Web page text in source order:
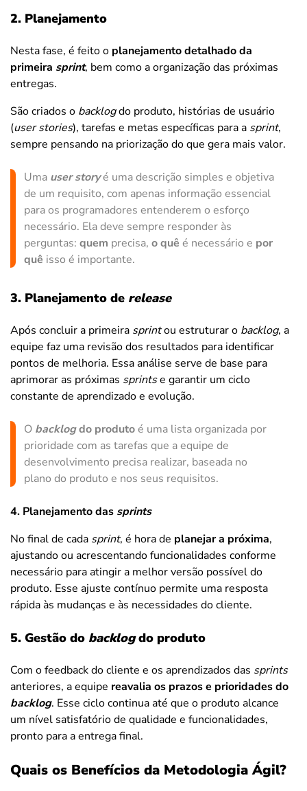
2. Planejamento
Nesta fase, é feito o planejamento detalhado da
primeira sprint, bem como a organização das próximas
entregas.
São criados o backlogdo produto, histórias de usuário
(user stories), tarefas e metas específicas para a sprint,
sempre pensando na priorização do que gera mais valor.
Uma user storyé uma descrição simples e objetiva
de um requisito, com apenas informação essencial
para os programadores entenderem o esforço
necessário. Ela deve sempre responder às
perguntas: quem precisa, o quê é necessário e por
quê isso é importante.
3. Planejamento de release
Após concluir a primeira sprintou estruturar o backlog, a
equipe faz uma revisão dos resultados para identificar
pontos de melhoria. Essa análise serve de base para
aprimorar as próximas sprintse garantir um ciclo
constante de aprendizado e evolução.
O backlogdo produtoé uma lista organizada por
prioridade com as tarefas que a equipe de
desenvolvimento precisa realizar, baseada no
plano do produto e nos seus requisitos.
4. Planejamento das sprints
No final de cada sprint, é hora de planejar a próxima,
ajustando ou acrescentando funcionalidades conforme
necessário para atingir a melhor versão possível do
produto. Esse ajuste contínuo permite uma resposta
rápida às mudanças e às necessidades do cliente.
5. Gestão do backlogdo produto
Com o feedback do cliente e os aprendizados das sprints
anteriores, a equipe reavalia os prazos e prioridades do
backlog. Esse ciclo continua até que o produto alcance
um nível satisfatório de qualidade e funcionalidades,
pronto para a entrega final.
Quais os Benefícios da Metodologia Ágil?